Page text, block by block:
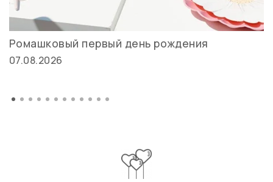
Ромашковый первый день рождения
07.08.2026